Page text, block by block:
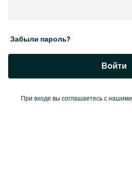
Забыли пароль?
Войти
При входе вы соглашаетесь с нашими